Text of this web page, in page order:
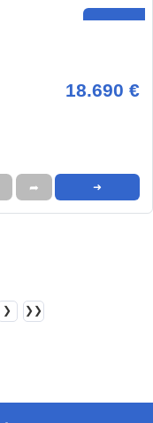
18.690 €
➦ ➜
❯ ❯❯